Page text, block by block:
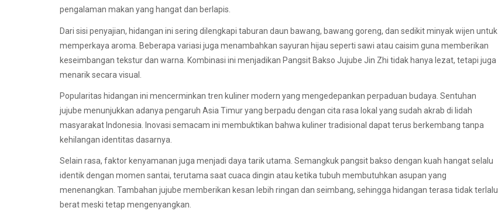
pengalaman makan yang hangat dan berlapis.
Dari sisi penyajian, hidangan ini sering dilengkapi taburan daun bawang, bawang goreng, dan sedikit minyak wijen untuk
memperkaya aroma. Beberapa variasi juga menambahkan sayuran hijau seperti sawi atau caisim guna memberikan
keseimbangan tekstur dan warna. Kombinasi ini menjadikan Pangsit Bakso Jujube Jin Zhi tidak hanya lezat, tetapi juga
menarik secara visual.
Popularitas hidangan ini mencerminkan tren kuliner modern yang mengedepankan perpaduan budaya. Sentuhan
jujube menunjukkan adanya pengaruh Asia Timur yang berpadu dengan cita rasa lokal yang sudah akrab di lidah
masyarakat Indonesia. Inovasi semacam ini membuktikan bahwa kuliner tradisional dapat terus berkembang tanpa
kehilangan identitas dasarnya.
Selain rasa, faktor kenyamanan juga menjadi daya tarik utama. Semangkuk pangsit bakso dengan kuah hangat selalu
identik dengan momen santai, terutama saat cuaca dingin atau ketika tubuh membutuhkan asupan yang
menenangkan. Tambahan jujube memberikan kesan lebih ringan dan seimbang, sehingga hidangan terasa tidak terlalu
berat meski tetap mengenyangkan.